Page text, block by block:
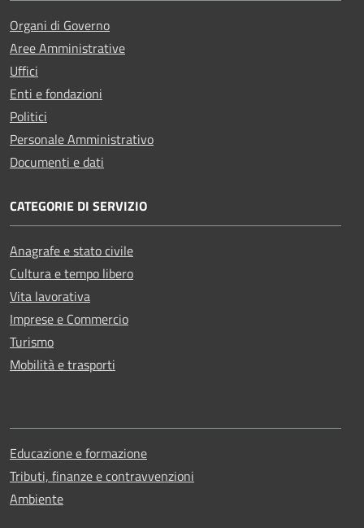
Organi di Governo
Aree Amministrative
Uffici
Enti e fondazioni
Politici
Personale Amministrativo
Documenti e dati
CATEGORIE DI SERVIZIO
Anagrafe e stato civile
Cultura e tempo libero
Vita lavorativa
Imprese e Commercio
Turismo
Mobilità e trasporti
Educazione e formazione
Tributi, finanze e contravvenzioni
Ambiente